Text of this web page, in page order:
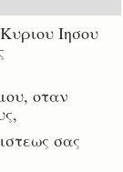
Ιησου
οταν
σας